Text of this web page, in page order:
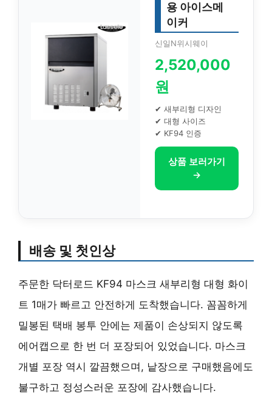
용 아이스메
이커
신일N위시웨이
2,520,000
원
✔ 새부리형 디자인
✔ 대형 사이즈
✔ KF94 인증
상품 보러가기
→
배송 및 첫인상
주문한 닥터로드 KF94 마스크 새부리형 대형 화이
트 1매가 빠르고 안전하게 도착했습니다. 꼼꼼하게
밀봉된 택배 봉투 안에는 제품이 손상되지 않도록
에어캡으로 한 번 더 포장되어 있었습니다. 마스크
개별 포장 역시 깔끔했으며, 낱장으로 구매했음에도
불구하고 정성스러운 포장에 감사했습니다.